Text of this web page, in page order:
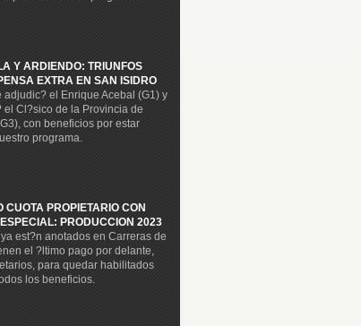
Y ARDIENDO: TRIUNFOS
EXTRA EN SAN ISIDRO
adjudic? el Enrique Acebal (G1) y
el Cl?sico de la Provincia de
con beneficios por estar
programa.
CUOTA PROPIETARIO CON
PRODUCCION 2023
est?n anotados en Carreras de
el ?ltimo pago por delante,
para quedar habilitados
los beneficios.